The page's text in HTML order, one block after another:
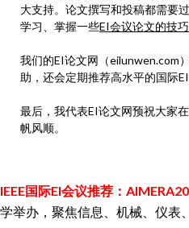
大支持。论文撰写和投稿都需要
学习、掌握一些EI会议论文的技巧
我们的EI论文网（eilunwen.com
助，还会定期推荐高水平的国际EI
最后，我代表EI论文网预祝大家
帆风顺。
IEEE国际EI会议推荐：
学举办，聚焦信息、机械、仪表